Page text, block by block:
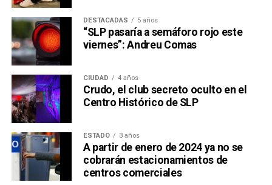
DESTACADAS 5 años
“SLP pasaría a semáforo rojo este
viernes”: Andreu Comas
CIUDAD 4 años
Crudo, el club secreto oculto en el
Centro Histórico de SLP
ESTADO 3 años
A partir de enero de 2024 ya no se
cobrarán estacionamientos de
centros comerciales